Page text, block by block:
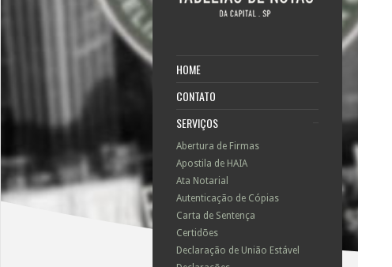
HOME
CONTATO
SERVIÇOS
Abertura de Firmas
Apostila de HAIA
Ata Notarial
Autenticação de Cópias
Carta de Sentença
Certidões
Declaração de União Estável